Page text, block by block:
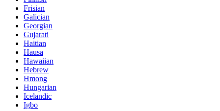
Frisian
Galician
Georgian
Gujarati
Haitian
Hausa
Hawaiian
Hebrew
Hmong
Hungarian
Icelandic
Igbo